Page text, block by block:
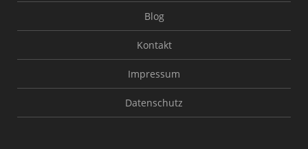
Blog
Kontakt
Impressum
Datenschutz